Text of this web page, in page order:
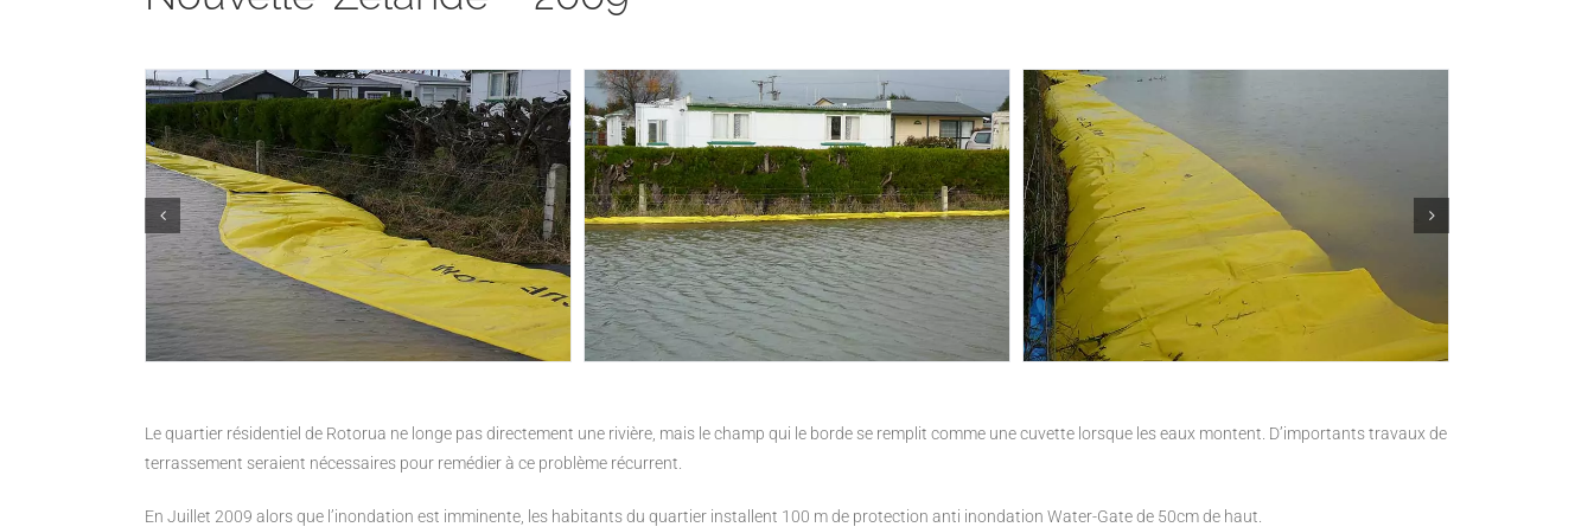
Le quartier résidentiel de Rotorua ne longe pas directement une rivière, mais le champ qui le borde se remplit comme une cuvette lorsque les eaux montent. D’importants travaux de
terrassement seraient nécessaires pour remédier à ce problème récurrent.
En Juillet 2009 alors que l’inondation est imminente, les habitants du quartier installent 100 m de protection anti inondation Water-Gate de 50cm de haut.